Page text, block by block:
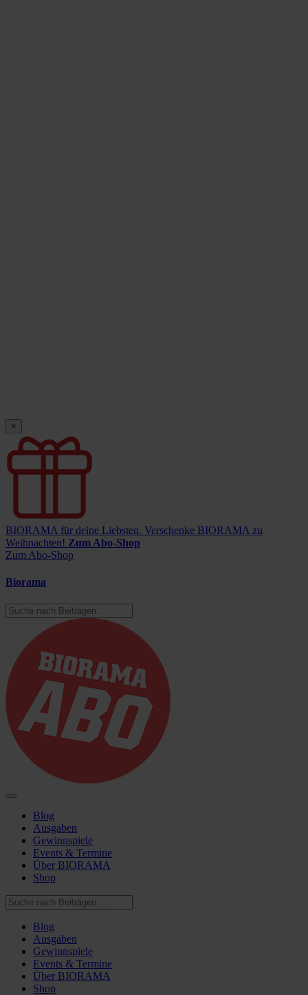
×
BIORAMA für deine Liebsten. Verschenke BIORAMA zu
Weihnachten! Zum Abo-Shop
Zum Abo-Shop
Biorama
Blog
Ausgaben
Gewinnspiele
Events & Termine
Über BIORAMA
Shop
Blog
Ausgaben
Gewinnspiele
Events & Termine
Über BIORAMA
Shop